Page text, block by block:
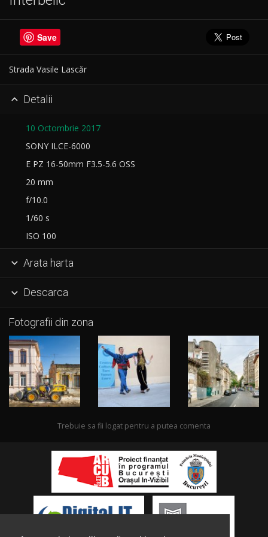
Save
Strada Vasile Lascăr
 Detalii
10 Octombrie 2017
SONY ILCE-6000
E PZ 16-50mm F3.5-5.6 OSS
20 mm
f/10.0
1/60 s
ISO 100
 Arata harta
 Descarca
Fotografii din zona
Trebuie sa fii logat pentru a putea comenta